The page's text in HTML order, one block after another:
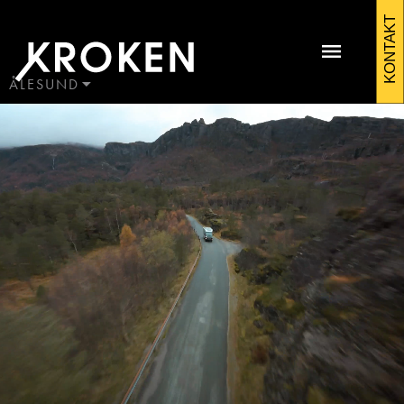
alesund
ÅLESUND
HAUGALAND
ÅLESUND
ÅNDALSNES
KONTAKT
Kontakt Ålesund
Martin Sunde